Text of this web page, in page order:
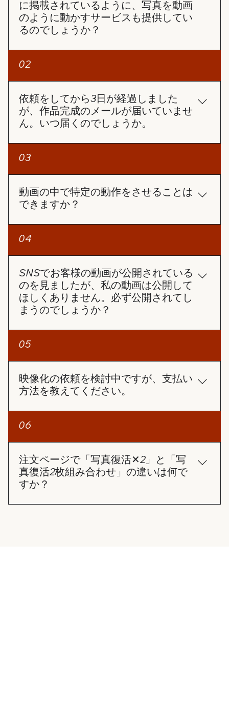
に掲載されているように、写真を動画
のように動かすサービスも提供してい
るのでしょうか？
「写真復活」サービスは、写真を動画のように動か
02
依頼をしてから3日が経過しました
が、作品完成のメールが届いていませ
ん。いつ届くのでしょうか。
3日経過しても作品完成のメールが届いていないの
ルフォルダの確認 作品完成の通知メールが、迷惑メ
ールフォルダに振り分けられている可能性がありま
すので、一度ご確認ください。 注文番号でステータ
番号とメールアドレスを入力し、進捗状況を確認す
ることができます。完成した動画を直接ダウンロー
（angelsphoto99@gmail.com）にお問い合わせく
ださい。注文番号をお知らせいただければ、早急に
対応させていただきます。
03
動画の中で特定の動作をさせることは
できますか？
AIで作成しているため現時点の技術では、ご希望の
合があります。 しかし、できる限りお客様のご要望
に近い動画を制作できるよう、全力で対応させてい
ただきます。
04
SNSでお客様の動画が公開されている
のを見ましたが、私の動画は公開して
ほしくありません。必ず公開されてし
まうのでしょうか？
ご安心ください。お客様の許可なく動画を公開する
可】の選択項目があります。 この項目にチェックを
入れない限り、お客様の動画が当社のSNSで使用さ
れることは一切ありません。
05
映像化の依頼を検討中ですが、支払い
方法を教えてください。
お支払い方法についてですが、クレジットカードの
備中です。
06
注文ページで「写真復活✕2」と「写
真復活2枚組み合わせ」の違いは何で
すか？